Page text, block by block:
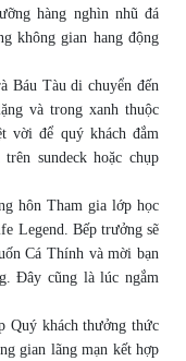
hàng nghìn nhũ đá
không gian hang động
Báu Tàu di chuyển đến
và trong xanh thuộc
vời để quý khách đắm
sundeck hoặc chụp
hôn Tham gia lớp học
Legend. Bếp trưởng sẽ
Cá Thính và mời bạn
Đây cũng là lúc ngắm
Quý khách thưởng thức
gian lãng mạn kết hợp